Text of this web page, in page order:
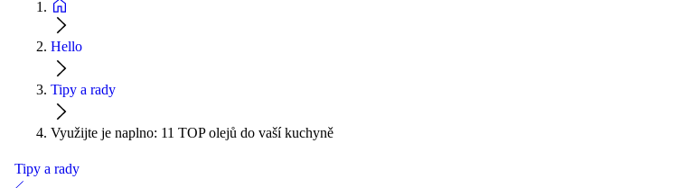
Hello
Tipy a rady
Využijte je naplno: 11 TOP olejů do vaší kuchyně
Tipy a rady